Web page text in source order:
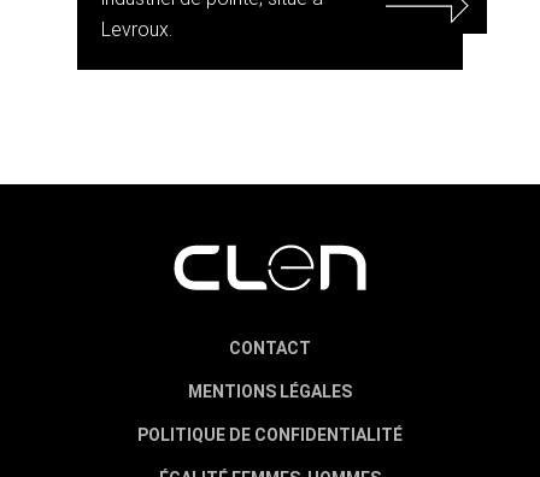
Levroux.
CONTACT
MENTIONS LÉGALES
POLITIQUE DE CONFIDENTIALITÉ